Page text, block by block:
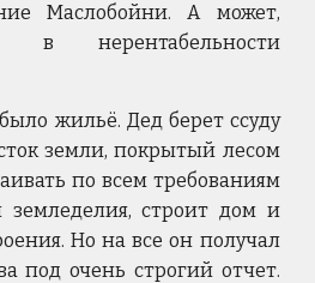
Маслобойни. А может,
в нерентабельности
жильё. Дед берет ссуду
земли, покрытый лесом
по всем требованиям
земледелия, строит дом и
Но на все он получал
под очень строгий отчет.